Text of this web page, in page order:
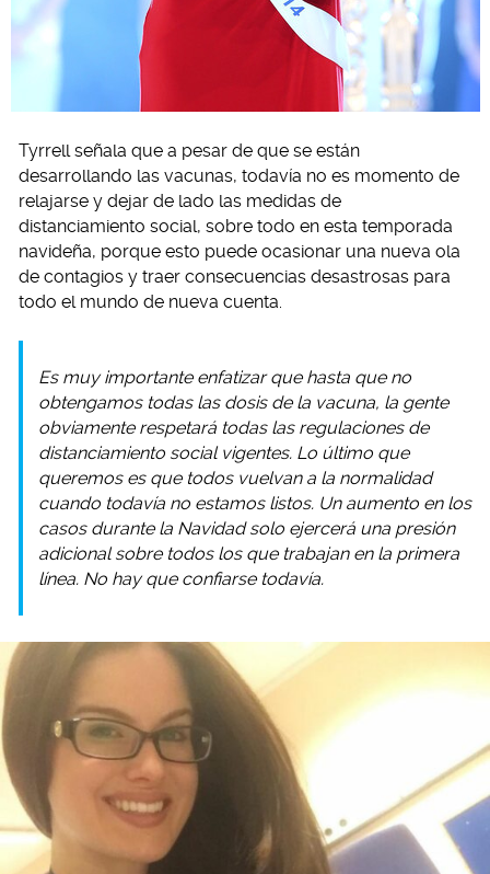
Tyrrell señala que a pesar de que se están
desarrollando las vacunas, todavía no es momento de
relajarse y dejar de lado las medidas de
distanciamiento social, sobre todo en esta temporada
navideña, porque esto puede ocasionar una nueva ola
de contagios y traer consecuencias desastrosas para
todo el mundo de nueva cuenta.
Es muy importante enfatizar que hasta que no
obtengamos todas las dosis de la vacuna, la gente
obviamente respetará todas las regulaciones de
distanciamiento social vigentes. Lo último que
queremos es que todos vuelvan a la normalidad
cuando todavía no estamos listos. Un aumento en los
casos durante la Navidad solo ejercerá una presión
adicional sobre todos los que trabajan en la primera
línea. No hay que confiarse todavía.